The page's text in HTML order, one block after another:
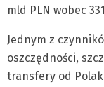
mld PLN wobec
Jednym z
oszczędności,
transfery od